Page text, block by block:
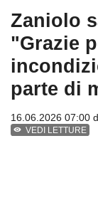
Zaniolo
"Grazie
parte di
16.06.2026 07:00
VEDI LETTURE